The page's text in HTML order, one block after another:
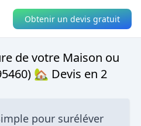
Obtenir un devis gratuit
de votre Maison ou
🏡 Devis en 2
pour suréléver